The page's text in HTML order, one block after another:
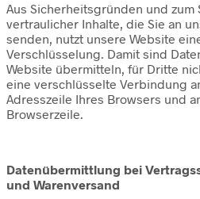
Aus Sicherheitsgründen und
vertraulicher Inhalte, die Sie an
senden, nutzt unsere Website
Verschlüsselung. Damit sind
Website übermitteln, für Dritte
eine verschlüsselte Verbindung
Adresszeile Ihres Browsers und
Browserzeile.
Datenübermittlung bei
und Warenversand